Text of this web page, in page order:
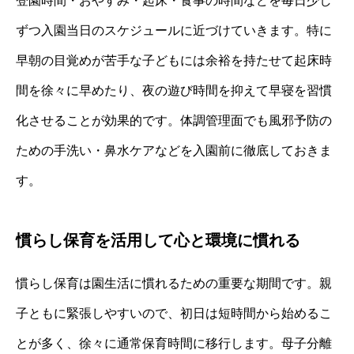
ずつ入園当日のスケジュールに近づけていきます。特に
早朝の目覚めが苦手な子どもには余裕を持たせて起床時
間を徐々に早めたり、夜の遊び時間を抑えて早寝を習慣
化させることが効果的です。体調管理面でも風邪予防の
ための手洗い・鼻水ケアなどを入園前に徹底しておきま
す。
慣らし保育を活用して心と環境に慣れる
慣らし保育は園生活に慣れるための重要な期間です。親
子ともに緊張しやすいので、初日は短時間から始めるこ
とが多く、徐々に通常保育時間に移行します。母子分離